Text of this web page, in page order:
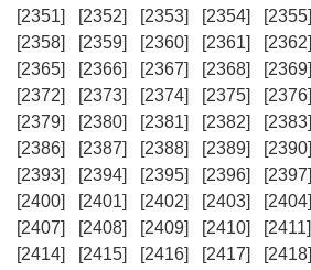
[2351]
[2352] [2353] [2354] [2355]
[2358]
[2359] [2360] [2361] [2362]
[2365]
[2366] [2367] [2368] [2369]
[2372]
[2373] [2374] [2375] [2376]
[2379]
[2380] [2381] [2382] [2383]
[2386]
[2387] [2388] [2389] [2390]
[2393]
[2394] [2395] [2396] [2397]
[2400]
[2401] [2402] [2403] [2404]
[2407]
[2408] [2409] [2410] [2411]
[2414]
[2415] [2416] [2417] [2418]